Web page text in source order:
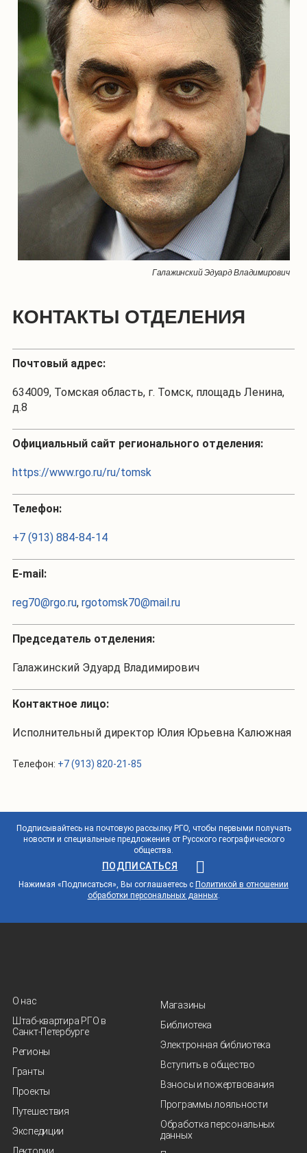
Галажинский Эдуард Владимирович
КОНТАКТЫ ОТДЕЛЕНИЯ
Почтовый адрес:
634009, Томская область, г. Томск, площадь Ленина,
д.8
Официальный сайт регионального отделения:
https://www.rgo.ru/ru/tomsk
Телефон:
+7 (913) 884-84-14
Е-mail:
reg70@rgo.ru, rgotomsk70@mail.ru
Председатель отделения:
Галажинский Эдуард Владимирович
Контактное лицо:
Исполнительный директор Юлия Юрьевна Калюжная
Телефон: +7 (913) 820-21-85
Подписывайтесь на почтовую рассылку РГО, чтобы первыми получать
новости и специальные предложения от Русского географического
общества.
ПОДПИСАТЬСЯ
Нажимая «Подписаться», Вы соглашаетесь с Политикой в отношении
обработки персональных данных.
О нас
Штаб-квартира РГО в
Санкт‑Петербурге
Регионы
Гранты
Проекты
Путешествия
Экспедиции
Магазины
Библиотека
Электронная библиотека
Вступить в общество
Взносы и пожертвования
Программы лояльности
Обработка персональных
данных